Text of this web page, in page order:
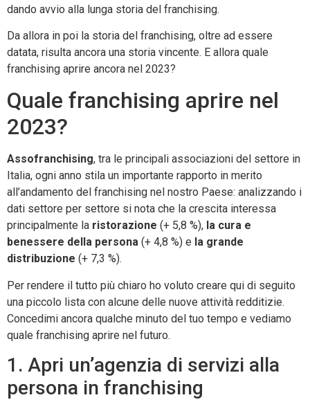
dando avvio alla lunga storia del franchising.
Da allora in poi la storia del franchising, oltre ad essere
datata, risulta ancora una storia vincente. E allora quale
franchising aprire ancora nel 2023?
Quale franchising aprire nel
2023?
Assofranchising, tra le principali associazioni del settore in
Italia, ogni anno stila un importante rapporto in merito
all’andamento del franchising nel nostro Paese: analizzando i
dati settore per settore si nota che la crescita interessa
principalmente la ristorazione (+ 5,8 %), la cura e
benessere della persona (+ 4,8 %) e la grande
distribuzione (+ 7,3 %).
Per rendere il tutto più chiaro ho voluto creare qui di seguito
una piccolo lista con alcune delle nuove attività redditizie.
Concedimi ancora qualche minuto del tuo tempo e vediamo
quale franchising aprire nel futuro.
1. Apri un’agenzia di servizi alla
persona in franchising